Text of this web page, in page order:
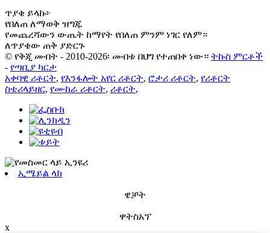
ጥያቄ ይላኩ፦
የበለጠ ለማወቅ ዝግጁ
የመጨረሻውን ውጤት ከማየት የበለጠ ምንም ነገር የለም።
ለጥያቄው ጠቅ ያድርጉ
© የቅጂ መብት - 2010-2026፡ መብቱ በህግ የተጠበቀ ነው። ትኩስ ምርቶች
- የጣቢያ ካርታ
አቀባዊ ሪቶርት, የእንፋሎት አየር ሪቶርት, ሮታሪ ሪቶርት, የሪቶርት
ስቴሪላይዘር, የሙከራ ሪቶርት, ሪቶርት,
ኢሜይል ላክ
ዌቻት
ዋትስአፕ
x